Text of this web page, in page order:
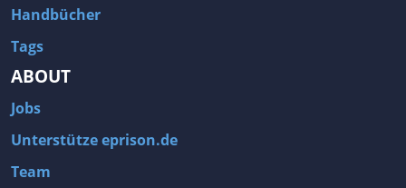
Handbücher
Tags
ABOUT
Jobs
Unterstütze eprison.de
Team